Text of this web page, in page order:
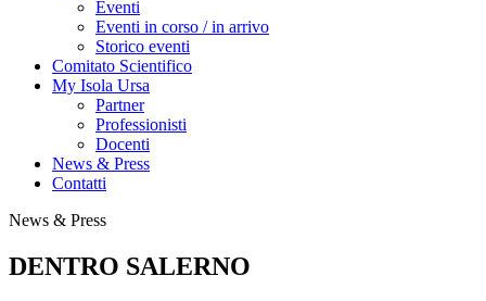
Eventi
Eventi in corso / in arrivo
Storico eventi
Comitato Scientifico
My Isola Ursa
Partner
Professionisti
Docenti
News & Press
Contatti
News & Press
DENTRO SALERNO